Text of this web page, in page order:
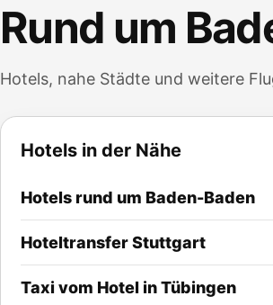
Rund um
Hotels, nahe Städte und weitere
Hotels in der Nähe
Hotels rund um Baden-Baden
HoteltransferStuttgart
Taxi vom Hotel in Tübingen